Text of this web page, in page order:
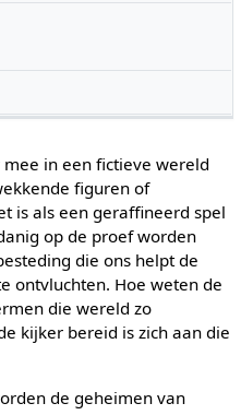
in een fictieve wereld
figuren of
is als een geraffineerd spel
op de proef worden
die ons helpt de
ontvluchten. Hoe weten de
die wereld zo
kijker bereid is zich aan die
de geheimen van